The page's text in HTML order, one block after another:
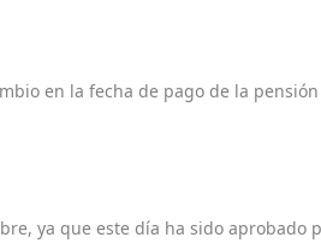
en la fecha de pago de la pensión
ya que este día ha sido aprobado